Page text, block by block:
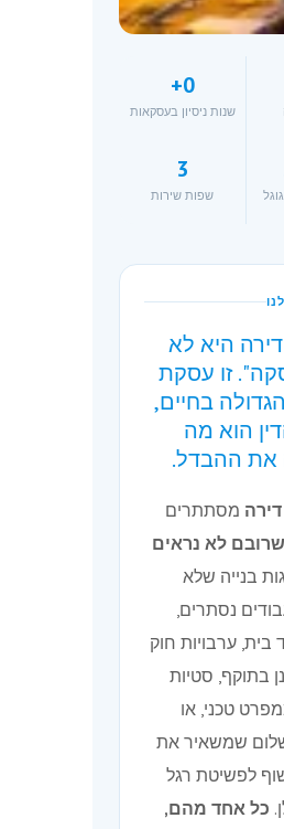
0
+
שנות ניסיון בעסקאות
3
שפות שירות
היא לא
זו עסקת
בחיים,
הוא מה
את ההבדל.
מסתתרים
שרובם לא נראים
בנייה שלא
נסתרים,
בית, ערבויות חוק
בתוקף, סטיות
טכני, או
שמשאיר את
לפשיטת רגל
כל אחד מהם,